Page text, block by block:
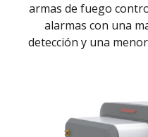
armas de fuego
alarmas con una
detección y una